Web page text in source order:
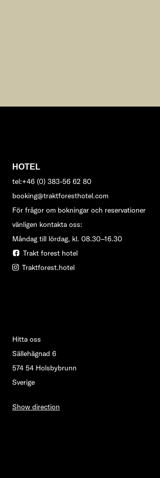
HOTEL
tel:+46 (0) 383-56 62 80
booking@traktforesthotel.com
För frågor om bokningar och reservationer
vänligen kontakta oss:
Måndag till lördag, kl. 08.30–16.30
Trakt forest hotel
Traktforest.hotel
Hitta oss
Sällehägnad 6
574 54 Holsbybrunn
Sverige
Show direction